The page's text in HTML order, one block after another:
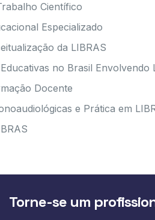
Científico
Especializado
da LIBRAS
no Brasil Envolvendo
Docente
e Prática em
Torne-se um